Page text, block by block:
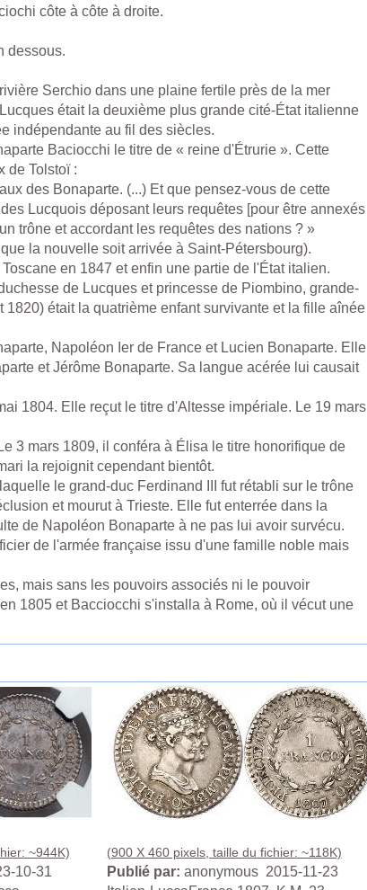
côte à côte à droite.
dessous.
Serchio dans une plaine fertile près de la mer
était la deuxième plus grande cité-État italienne
indépendante au fil des siècles.
Baciocchi le titre de « reine d'Étrurie ». Cette
de Tolstoï :
des Bonaparte. (...) Et que pensez-vous de cette
Lucquois déposant leurs requêtes [pour être annexés
trône et accordant les requêtes des nations ? »
la nouvelle soit arrivée à Saint-Pétersbourg).
en 1847 et enfin une partie de l'État italien.
de Lucques et princesse de Piombino, grande-
était la quatrième enfant survivante et la fille aînée
Napoléon Ier de France et Lucien Bonaparte. Elle
et Jérôme Bonaparte. Sa langue acérée lui causait
1804. Elle reçut le titre d'Altesse impériale. Le 19 mars
3 mars 1809, il conféra à Élisa le titre honorifique de
la rejoignit cependant bientôt.
le grand-duc Ferdinand III fut rétabli sur le trône
et mourut à Trieste. Elle fut enterrée dans la
de Napoléon Bonaparte à ne pas lui avoir survécu.
de l'armée française issu d'une famille noble mais
mais sans les pouvoirs associés ni le pouvoir
1805 et Bacciocchi s'installa à Rome, où il vécut une
~944K)
10-31
(900 X 460 pixels, taille du fichier: ~118K)
Publié par: anonymous 2015-11-23